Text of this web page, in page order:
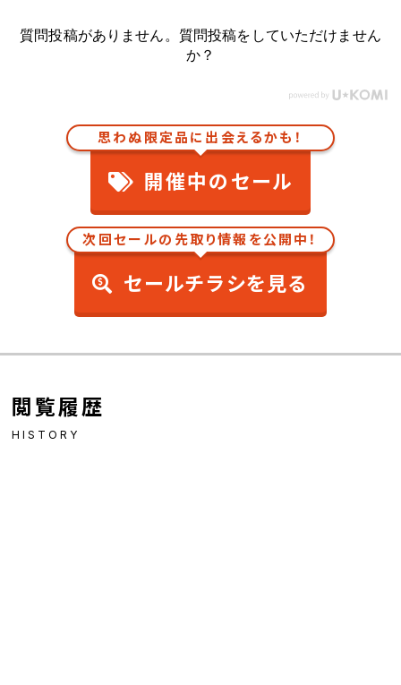
質問投稿がありません。質問投稿をしていただけません
か？
思わぬ限定品に出会えるかも！
開催中のセール
次回セールの先取り情報を公開中！
セールチラシを見る
閲覧履歴
HISTORY